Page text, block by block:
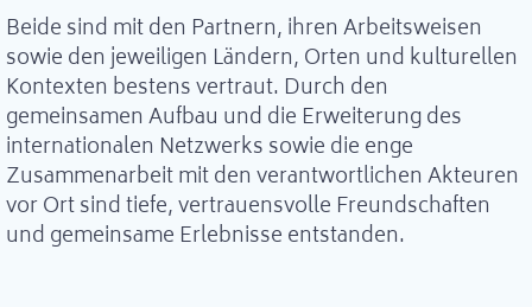
Beide sind mit den Partnern, ihren Arbeitsweisen
sowie den jeweiligen Ländern, Orten und kulturellen
Kontexten bestens vertraut. Durch den
gemeinsamen Aufbau und die Erweiterung des
internationalen Netzwerks sowie die enge
Zusammenarbeit mit den verantwortlichen Akteuren
vor Ort sind tiefe, vertrauensvolle Freundschaften
und gemeinsame Erlebnisse entstanden.